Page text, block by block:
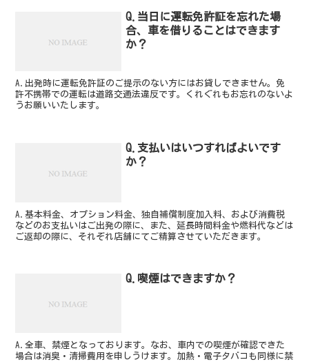
Q.当日に運転免許証を忘れた場
合、車を借りることはできます
か？
A.出発時に運転免許証のご提示のない方にはお貸しできません。免
許不携帯での運転は道路交通法違反です。くれぐれもお忘れのないよ
うお願いいたします。
Q.支払いはいつすればよいです
か？
A.基本料金、オプション料金、独自補償制度加入料、および消費税
などのお支払いはご出発の際に、また、延長時間料金や燃料代などは
ご返却の際に、それぞれ店舗にてご精算させていただきます。
Q.喫煙はできますか？
A.全車、禁煙となっております。なお、車内での喫煙が確認できた
場合は消臭・清掃費用を申しうけます。加熱・電子タバコも同様に禁